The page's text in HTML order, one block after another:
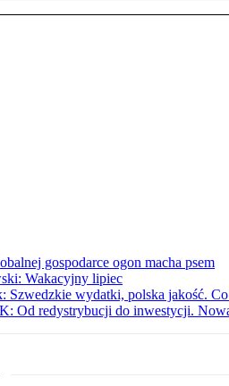
gospodarce ogon macha psem
Wakacyjny lipiec
Szwedzkie wydatki, polska jakość.
Od redystrybucji do inwestycji.